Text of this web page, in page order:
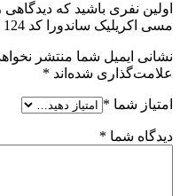
اولین نفری باشید که
مسی اکریلیک ساندورا کد 124 کوارت”
نشانی ایمیل شما منتشر
علامت‌گذاری شده‌اند *
امتیاز شما *
دیدگاه شما *